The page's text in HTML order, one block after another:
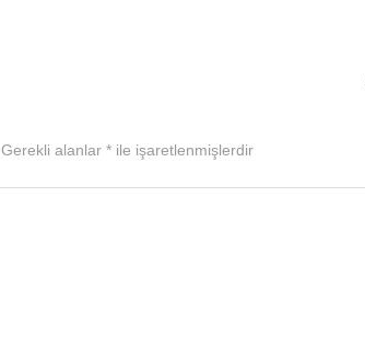
Gerekli alanlar * ile işaretlenmişlerdir